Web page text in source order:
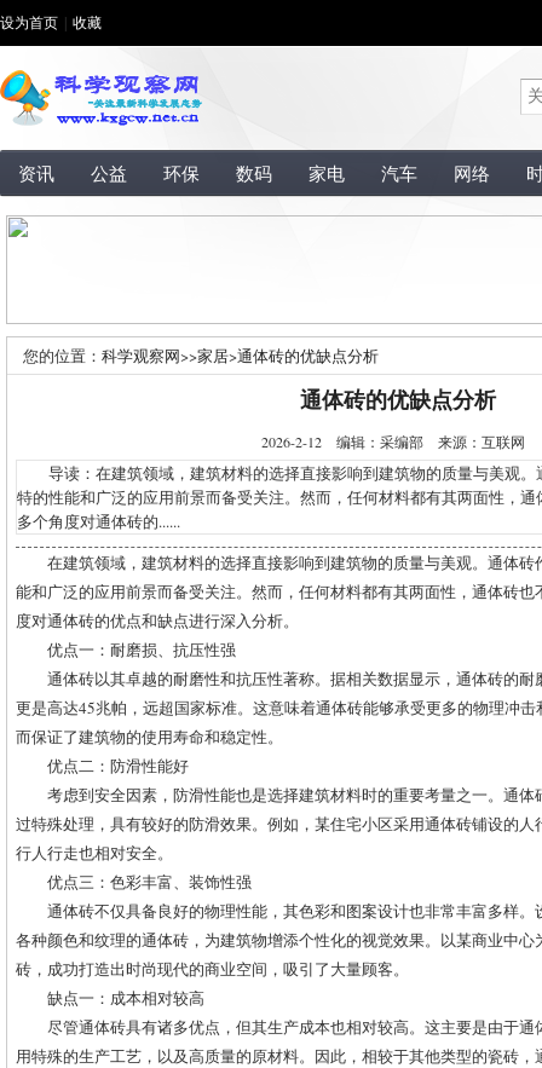
设为首页 收藏
资讯 公益 环保 数码 家电 汽车 网络
您的位置： 科学观察网>>家居>通体砖的优缺点分析
通体砖的优缺点分析
2026-2-12 编辑：采编部 来源：互联网
导读：在建筑领域，建筑材料的选择直接影响到建筑物的质量与美观。
特的性能和广泛的应用前景而备受关注。然而，任何材料都有其两面性，
多个角度对通体砖的......
在建筑领域，建筑材料的选择直接影响到建筑物的质量与美观。通体
能和广泛的应用前景而备受关注。然而，任何材料都有其两面性，通体砖
度对通体砖的优点和缺点进行深入分析。
优点一：耐磨损、抗压性强
通体砖以其卓越的耐磨性和抗压性著称。据相关数据显示，通体砖的
更是高达45兆帕，远超国家标准。这意味着通体砖能够承受更多的物理冲
而保证了建筑物的使用寿命和稳定性。
优点二：防滑性能好
考虑到安全因素，防滑性能也是选择建筑材料时的重要考量之一。通
过特殊处理，具有较好的防滑效果。例如，某住宅小区采用通体砖铺设的
行人行走也相对安全。
优点三：色彩丰富、装饰性强
通体砖不仅具备良好的物理性能，其色彩和图案设计也非常丰富多样
各种颜色和纹理的通体砖，为建筑物增添个性化的视觉效果。以某商业中
砖，成功打造出时尚现代的商业空间，吸引了大量顾客。
缺点一：成本相对较高
尽管通体砖具有诸多优点，但其生产成本也相对较高。这主要是由于
用特殊的生产工艺，以及高质量的原材料。因此，相较于其他类型的瓷砖